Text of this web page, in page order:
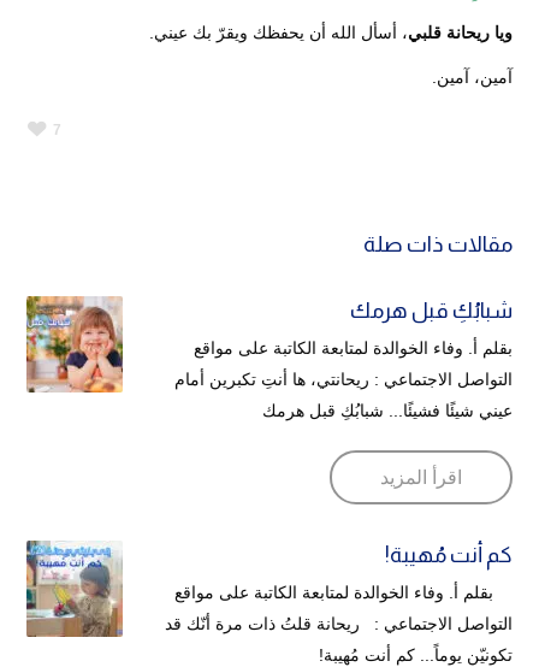
ويا ريحانة قلبي، أسأل الله أن يحفظك ويقرّ بك عيني.
آمين، آمين.
7
مقالات ذات صلة
شبابُكِ قبل هرمك
بقلم أ. وفاء الخوالدة لمتابعة الكاتبة على مواقع
التواصل الاجتماعي : ريحانتي، ها أنتِ تكبرين أمام
عيني شيئًا فشيئًا... شبابُكِ قبل هرمك
اقرأ المزيد
كم أنت مُهيبة!
بقلم أ. وفاء الخوالدة لمتابعة الكاتبة على مواقع
التواصل الاجتماعي : ريحانة قلتُ ذات مرة أنّك قد
تكونيّن يوماً... كم أنت مُهيبة!